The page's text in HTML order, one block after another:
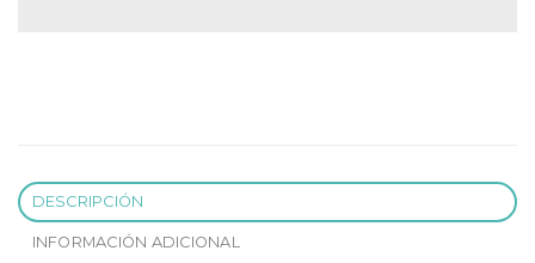
DESCRIPCIÓN
INFORMACIÓN ADICIONAL